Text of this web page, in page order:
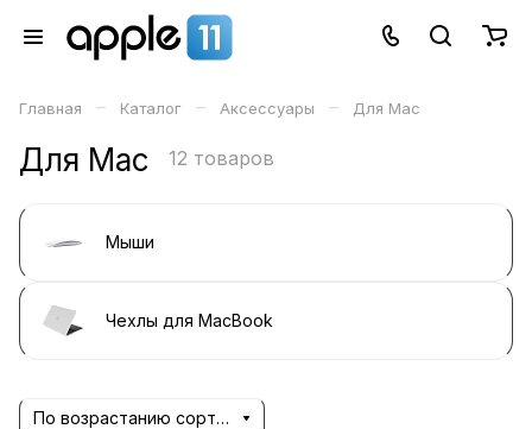
Главная – Каталог – Аксессуары – Для Mac
Для Mac 12 товаров
Мыши
Чехлы для MacBook
По возрастанию сортировки